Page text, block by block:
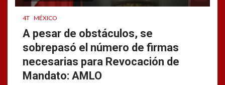
4T MÉXICO
A pesar de obstáculos, se
sobrepasó el número de firmas
necesarias para Revocación de
Mandato: AMLO